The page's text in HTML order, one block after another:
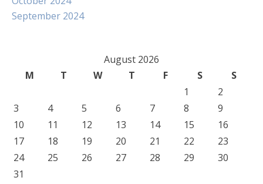
September 2024
August 2026
M
T W T F S
S
1
2
3
4 5 6 7 8
9
10
11 12 13 14 15
16
17
18 19 20 21 22
23
24
25 26 27 28 29
30
31